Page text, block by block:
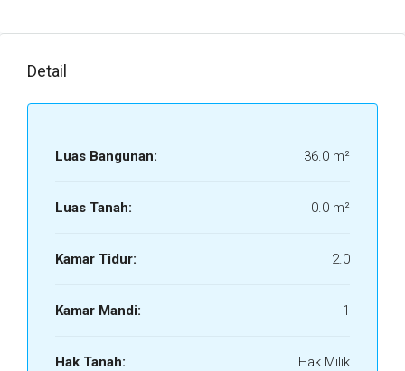
Detail
Luas Bangunan: 36.0 m²
Luas Tanah: 0.0 m²
Kamar Tidur: 2.0
Kamar Mandi: 1
Hak Tanah: Hak Milik